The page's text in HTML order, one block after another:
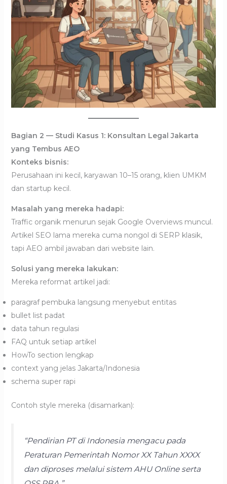
Bagian 2 — Studi Kasus 1: Konsultan Legal Jakarta
yang Tembus AEO
Konteks bisnis:
Perusahaan ini kecil, karyawan 10–15 orang, klien UMKM
dan startup kecil.
Masalah yang mereka hadapi:
Traffic organik menurun sejak Google Overviews muncul.
Artikel SEO lama mereka cuma nongol di SERP klasik,
tapi AEO ambil jawaban dari website lain.
Solusi yang mereka lakukan:
Mereka reformat artikel jadi:
paragraf pembuka langsung menyebut entitas
bullet list padat
data tahun regulasi
FAQ untuk setiap artikel
HowTo section lengkap
context yang jelas Jakarta/Indonesia
schema super rapi
Contoh style mereka (disamarkan):
“Pendirian PT di Indonesia mengacu pada
Peraturan Pemerintah Nomor XX Tahun XXXX
dan diproses melalui sistem AHU Online serta